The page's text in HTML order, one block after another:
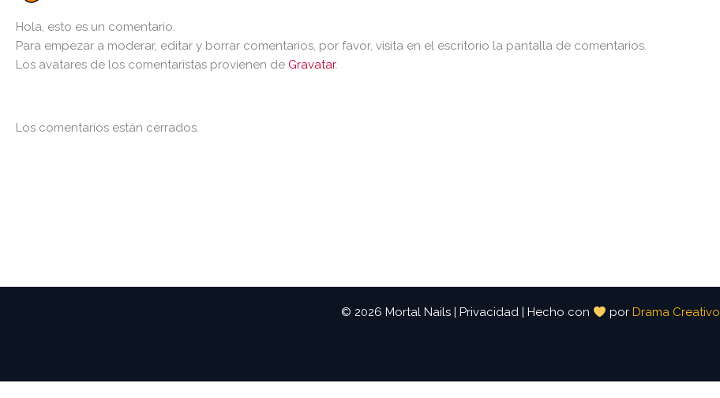
Hola, esto es un comentario.
Para empezar a moderar, editar y borrar comentarios, por favor, visita en el escritorio la pantalla de comentarios.
Los avatares de los comentaristas provienen de Gravatar.
Los comentarios están cerrados.
© 2026 Mortal Nails | Privacidad| Hecho con por Drama Creativo